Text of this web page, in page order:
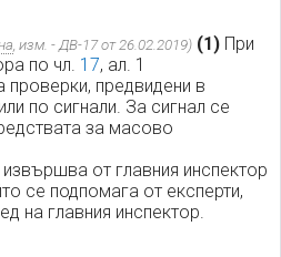
, изм. - ДВ-17 от 26.02.2019) (1) При
по чл. 17, ал. 1
предвидени в
по сигнали. За сигнал се
за масово
от главния инспектор
се подпомага от експерти,
на главния инспектор.